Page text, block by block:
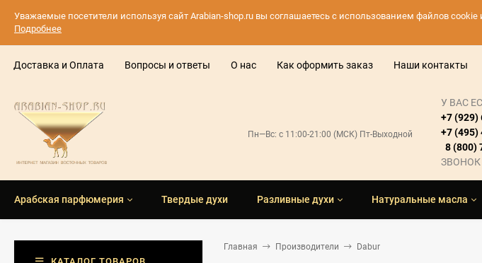
Уважаемые посетители используя сайт Arabian-shop.ru вы соглашаетесь с использованием файлов
Подробнее
Доставка и Оплата Вопросы и ответы О нас Как оформить заказ Наши контакты
Пн—Вс: с 11:00-21:00 (МСК) Пт-Выходной
У ВАС
+7 (929)
+7 (495)
8 (800)
Арабская парфюмерия Твердые духи Разливные духи Натуральные масла
Главная Производители Dabur